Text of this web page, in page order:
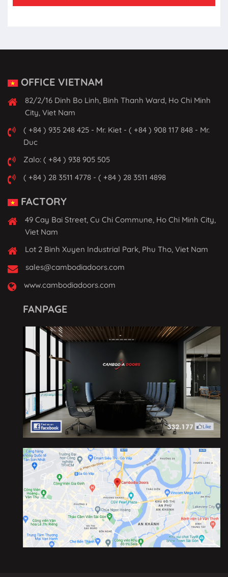
OFFICE VIETNAM
82/2/16 Dinh Bo Linh, Binh Thanh Ward, Ho Chi Minh
City, Viet Nam
( +84 ) 935 248 425 - Mr. Kiet - ( +84 ) 908 117 848 - Mr.
Duc
Zalo: ( +84 ) 938 905 505
( +84 ) 28 3511 4778 - ( +84 ) 28 3511 4898
FACTORY
49 Cay Bai Street, Cu Chi Commune, Ho Chi Minh City,
Viet Nam
Lot 2 Binh Xuyen Industrial Park, Phu Tho, Viet Nam
sales@cambodiadoors.com
www.cambodiadoors.com
FANPAGE